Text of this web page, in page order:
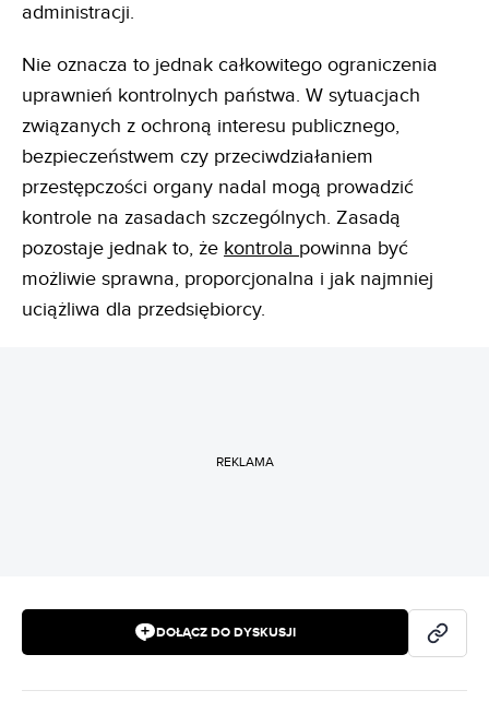
administracji.
Nie oznacza to jednak całkowitego ograniczenia
uprawnień kontrolnych państwa. W sytuacjach
związanych z ochroną interesu publicznego,
bezpieczeństwem czy przeciwdziałaniem
przestępczości organy nadal mogą prowadzić
kontrole na zasadach szczególnych. Zasadą
pozostaje jednak to, że kontrola powinna być
możliwie sprawna, proporcjonalna i jak najmniej
uciążliwa dla przedsiębiorcy.
REKLAMA
DOŁĄCZ DO DYSKUSJI